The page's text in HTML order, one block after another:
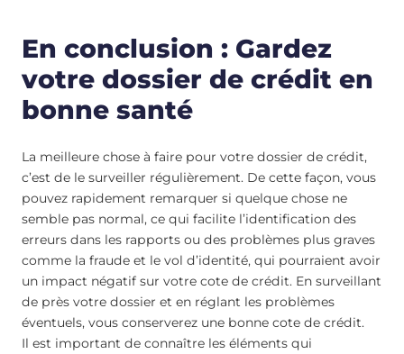
En conclusion : Gardez
votre dossier de crédit en
bonne santé
La meilleure chose à faire pour votre dossier de crédit,
c’est de le surveiller régulièrement. De cette façon, vous
pouvez rapidement remarquer si quelque chose ne
semble pas normal, ce qui facilite l’identification des
erreurs dans les rapports ou des problèmes plus graves
comme la fraude et le vol d’identité, qui pourraient avoir
un impact négatif sur votre cote de crédit. En surveillant
de près votre dossier et en réglant les problèmes
éventuels, vous conserverez une bonne cote de crédit.
Il est important de connaître les éléments qui